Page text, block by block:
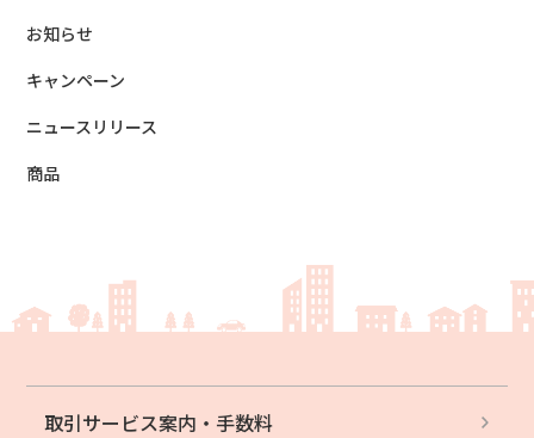
お知らせ
キャンペーン
ニュースリリース
商品
取引サービス案内・ 手数料